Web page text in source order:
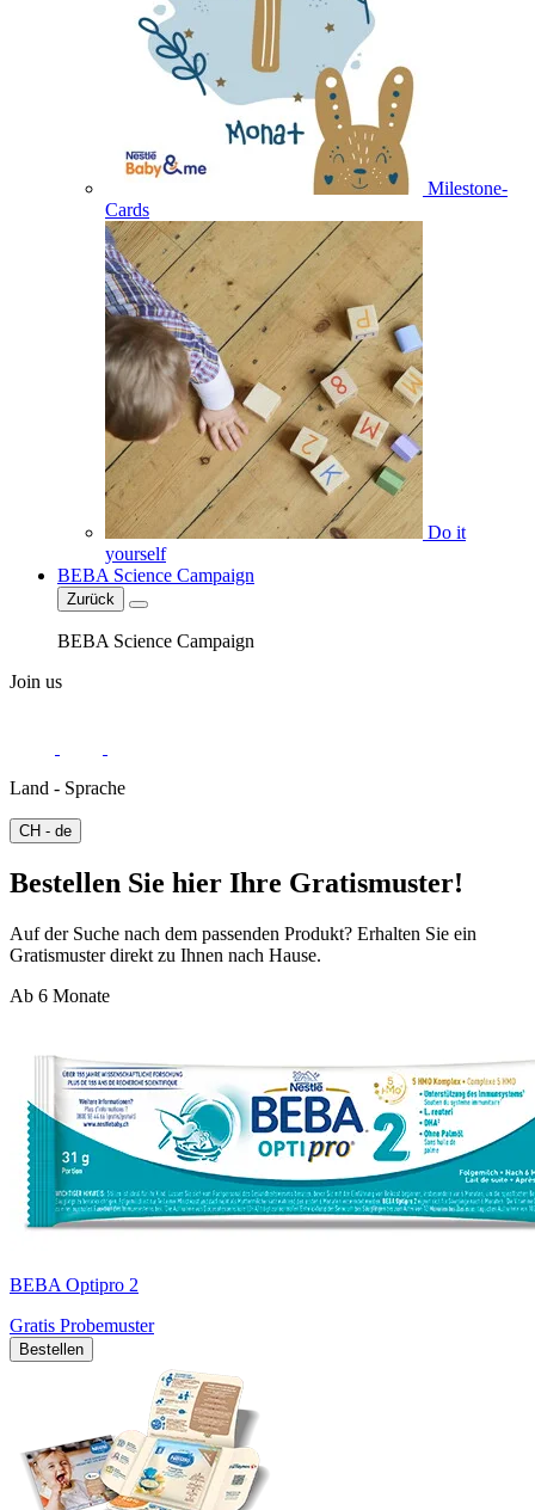
Milestone-
Cards
Do it
yourself
BEBA Science Campaign
Zurück
BEBA Science Campaign
Join us
Land - Sprache
CH - de
Bestellen Sie hier Ihre Gratismuster!
Auf der Suche nach dem passenden Produkt? Erhalten Sie ein
Gratismuster direkt zu Ihnen nach Hause.
Ab 6 Monate
BEBA Optipro 2
Gratis Probemuster
Bestellen